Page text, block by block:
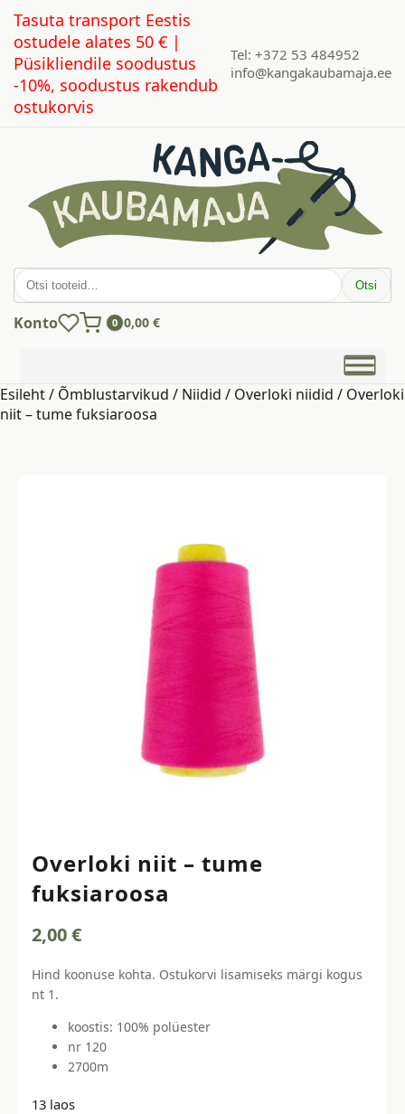
Tasuta transport Eestis
ostudele alates 50 € |
Püsikliendile soodustus
-10%, soodustus rakendub
ostukorvis
Tel: +372 53 484952
info@kangakaubamaja.ee
Otsi: Otsi
Konto 0 0,00 €
Esileht/ Õmblustarvikud / Niidid / Overloki niidid / Overloki
niit – tume fuksiaroosa
Overloki niit – tume
fuksiaroosa
2,00€
Hind koonuse kohta. Ostukorvi lisamiseks märgi kogus
nt 1.
koostis: 100% polüester
nr 120
2700m
13 laos